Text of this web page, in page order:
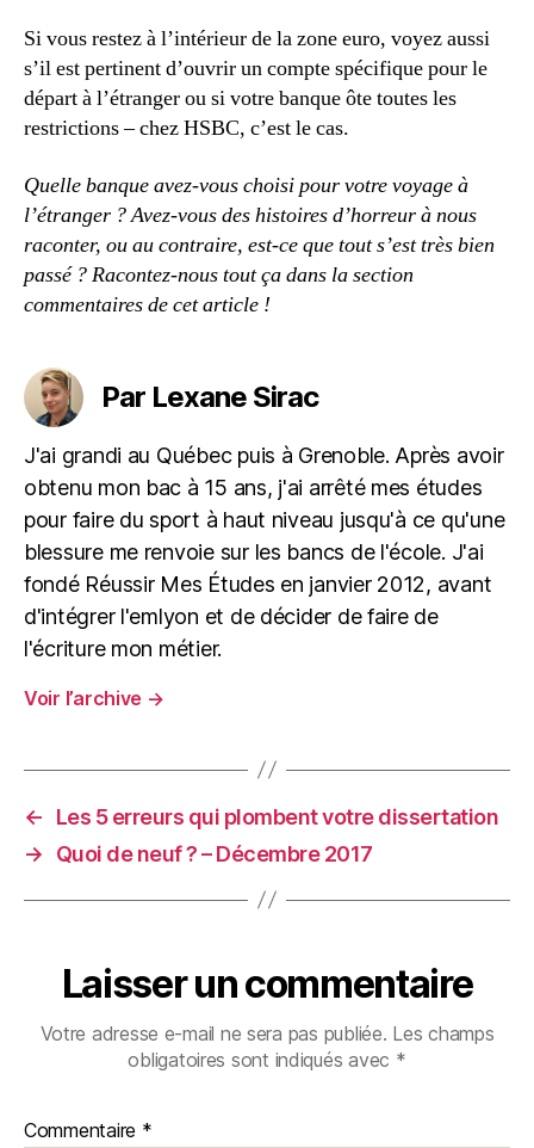
Si vous restez à l’intérieur de la zone euro, voyez aussi
s’il est pertinent d’ouvrir un compte spécifique pour le
départ à l’étranger ou si votre banque ôte toutes les
restrictions – chez HSBC, c’est le cas.
Quelle banque avez-vous choisi pour votre voyage à
l’étranger ? Avez-vous des histoires d’horreur à nous
raconter, ou au contraire, est-ce que tout s’est très bien
passé ? Racontez-nous tout ça dans la section
commentaires de cet article !
Par Lexane Sirac
J'ai grandi au Québec puis à Grenoble. Après avoir
obtenu mon bac à 15 ans, j'ai arrêté mes études
pour faire du sport à haut niveau jusqu'à ce qu'une
blessure me renvoie sur les bancs de l'école. J'ai
fondé Réussir Mes Études en janvier 2012, avant
d'intégrer l'emlyon et de décider de faire de
l'écriture mon métier.
Voir l’archive →
←
Les 5 erreurs qui plombent votre dissertation
→
Quoi de neuf ? – Décembre 2017
Laisser un commentaire
Votre adresse e-mail ne sera pas publiée. Les champs
obligatoires sont indiqués avec *
Commentaire *